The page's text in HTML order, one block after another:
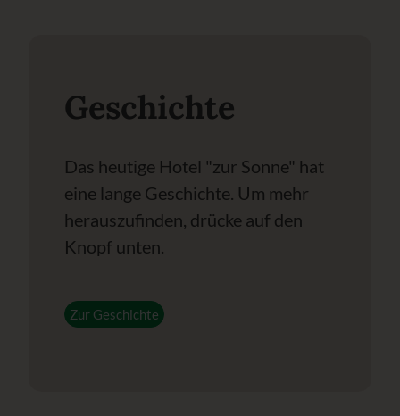
Geschichte
Das heutige Hotel "zur Sonne" hat
eine lange Geschichte. Um mehr
herauszufinden, drücke auf den
Knopf unten.
Zur Geschichte